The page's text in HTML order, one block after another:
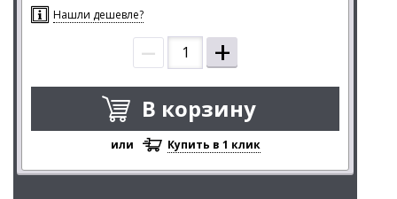
Нашли дешевле?
– +
В корзину
или Купить в 1 клик